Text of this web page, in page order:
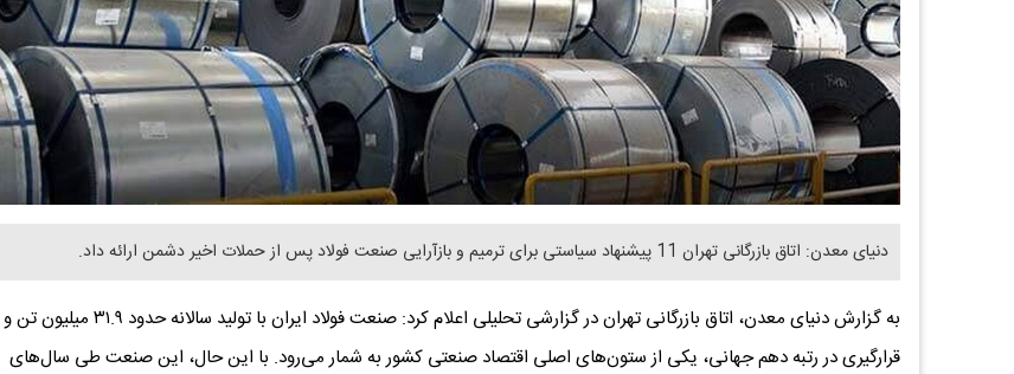
دنیای معدن: اتاق بازرگانی تهران 11 پیشنهاد سیاستی برای ترمیم و بازآرایی صنعت فولاد پس از حملات اخیر دشمن ارائه داد.
به گزارش دنیای معدن، اتاق بازرگانی تهران در گزارشی تحلیلی اعلام کرد: صنعت فولاد ایران با تولید سالانه حدود ۳۱.۹ میلیون تن و
قرارگیری در رتبه دهم جهانی، یکی از ستون‌های اصلی اقتصاد صنعتی کشور به شمار می‌رود. با این حال، این صنعت طی سال‌های